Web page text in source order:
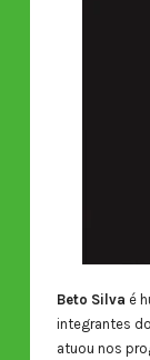
Beto Silva é
integrantes
atuou nos